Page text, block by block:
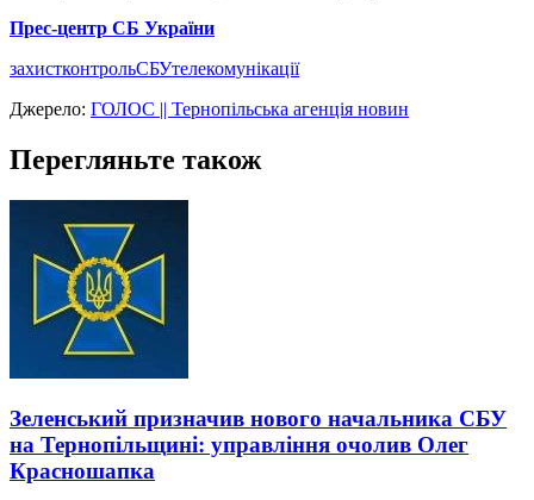
Прес-центр СБ України
захистконтрольСБУтелекомунікації
Джерело: ГОЛОС || Тернопільська агенція новин
Перегляньте також
Зеленський призначив нового начальника СБУ
на Тернопільщині: управління очолив Олег
Красношапка